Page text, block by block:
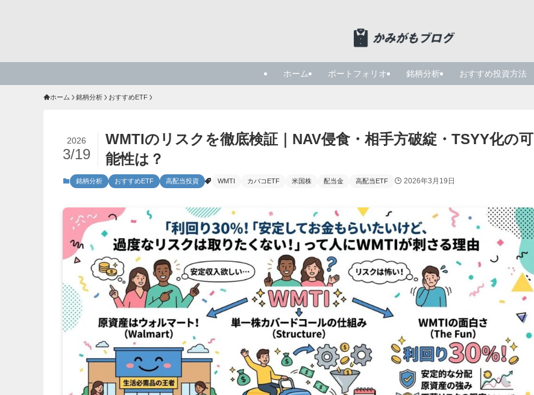
ホーム ポートフォリオ 銘柄分析 おすすめ投資方法
ホーム 銘柄分析 おすすめETF
WMTIのリスクを徹底検証｜NAV侵食・相手方破綻・TSYY化の可
能性は？
2026
3/19
銘柄分析 おすすめETF 高配当投資 WMTI カバコETF 米国株 配当金 高配当ETF 2026年3月19日